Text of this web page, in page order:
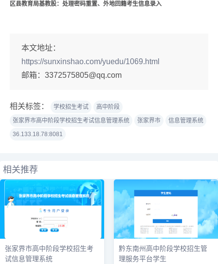
区县教育局基教股：处理密码重置、外地回籍考生信息录入
本文地址：
https://sunxinshao.com/yuedu/1069.html
邮箱： 3372575805@qq.com
相关标签： 学校招生考试
高中阶段
张家界市高中阶段学校招生考试信息管理系统
张家界市
信息管理系统
36.133.18.78:8081
相关推荐
张家界市高中阶段学校招生考
试信息管理系统
黔东南州高中阶段学校招生管
理服务平台学生